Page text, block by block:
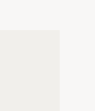
miejsca
Od